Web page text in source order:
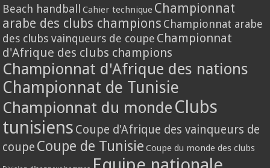
Beach handball Cahier technique Championnat
arabe des clubs champions Championnat arabe
des clubs vainqueurs de coupe Championnat
d'Afrique des clubs champions
Championnat d'Afrique des nations
Championnat de Tunisie
Championnat du monde Clubs
tunisiens Coupe d'Afrique des vainqueurs de
coupe Coupe de Tunisie Coupe du monde des clubs